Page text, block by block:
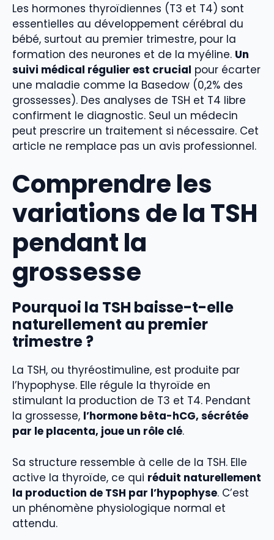
Les hormones thyroïdiennes (T3 et T4) sont
essentielles au développement cérébral du
bébé, surtout au premier trimestre, pour la
formation des neurones et de la myéline. Un
suivi médical régulier est crucial pour écarter
une maladie comme la Basedow (0,2% des
grossesses). Des analyses de TSH et T4 libre
confirment le diagnostic. Seul un médecin
peut prescrire un traitement si nécessaire. Cet
article ne remplace pas un avis professionnel.
Comprendre les
variations de la TSH
pendant la
grossesse
Pourquoi la TSH baisse-t-elle
naturellement au premier
trimestre ?
La TSH, ou thyréostimuline, est produite par
l’hypophyse. Elle régule la thyroïde en
stimulant la production de T3 et T4. Pendant
la grossesse, l’hormone bêta-hCG, sécrétée
par le placenta, joue un rôle clé.
Sa structure ressemble à celle de la TSH. Elle
active la thyroïde, ce qui réduit naturellement
la production de TSH par l’hypophyse. C’est
un phénomène physiologique normal et
attendu.